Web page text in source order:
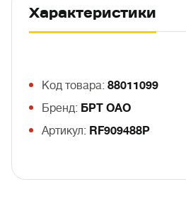
Характеристики
Код товара: 88011099
Бренд: БРТ ОАО
Артикул: RF909488Р